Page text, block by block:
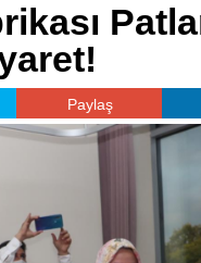
Paylaş